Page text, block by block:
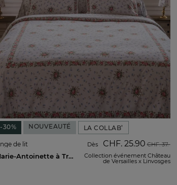
-30% NOUVEAUTÉ LA COLLAB’
de lit
Marie-Antoinette à Trianon
Dès CHF. 25.90 CHF. 37.-
Collection événement Château
de Versailles x Linvosges